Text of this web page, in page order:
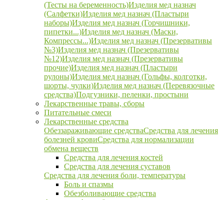
(Тесты на беременность)Изделия мед назнач
(Салфетки)Изделия мед назнач (Пластыри
наборы)Изделия мед назнач (Горчишники,
пипетки...)Изделия мед назнач (Маски,
Компрессы...)Изделия мед назнач (Презервативы
№3)Изделия мед назнач (Презервативы
№12)Изделия мед назнач (Презервативы
прочие)Изделия мед назнач (Пластыри
рулоны)Изделия мед назнач (Гольфы, колготки,
шорты, чулки)Изделия мед назнач (Перевязочные
средства)Подгузники, пеленки, простыни
Лекарственные травы, сборы
Питательные смеси
Лекарственные средства
Обеззараживающие средстваСредства для лечения
болезней кровиСредства для нормализации
обмена веществ
Средства для лечения костей
Средства для лечения суставов
Средства для лечения боли, температуры
Боль и спазмы
Обезболивающие средства